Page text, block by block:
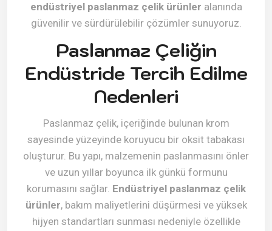
endüstriyel paslanmaz çelik ürünler alanında
güvenilir ve sürdürülebilir çözümler sunuyoruz.
Paslanmaz Çeliğin
Endüstride Tercih Edilme
Nedenleri
Paslanmaz çelik, içeriğinde bulunan krom
sayesinde yüzeyinde koruyucu bir oksit tabakası
oluşturur. Bu yapı, malzemenin paslanmasını önler
ve uzun yıllar boyunca ilk günkü formunu
korumasını sağlar. Endüstriyel paslanmaz çelik
ürünler, bakım maliyetlerini düşürmesi ve yüksek
hijyen standartları sunması nedeniyle özellikle